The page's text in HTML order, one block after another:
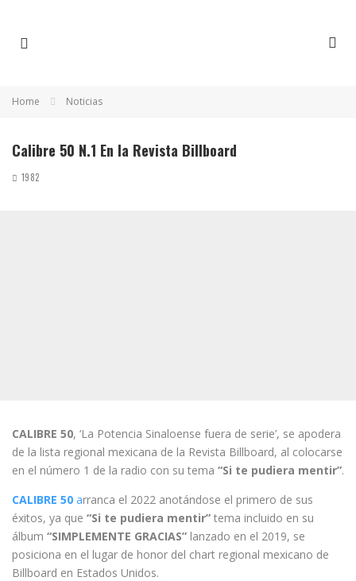
Home Noticias
Calibre 50 N.1 En la Revista Billboard
1982
CALIBRE 50, ‘La Potencia Sinaloense fuera de serie’, se apodera
de la lista regional mexicana de la Revista Billboard, al colocarse
en el número 1 de la radio con su tema “Si te pudiera mentir”.
CALIBRE 50 arranca el 2022 anotándose el primero de sus
éxitos, ya que “Si te pudiera mentir” tema incluido en su
álbum “SIMPLEMENTE GRACIAS” lanzado en el 2019, se
posiciona en el lugar de honor del chart regional mexicano de
Billboard en Estados Unidos.